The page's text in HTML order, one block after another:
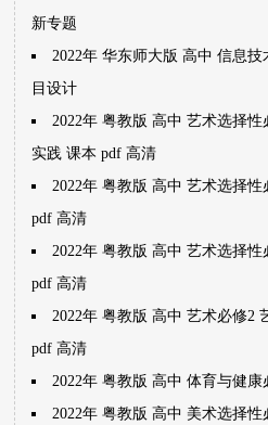
新专题
2022年 华东师大版 高中 信息
目设计
2022年 粤教版 高中 艺术选择
实践 课本 pdf 高清
2022年 粤教版 高中 艺术选择
pdf 高清
2022年 粤教版 高中 艺术选择
pdf 高清
2022年 粤教版 高中 艺术必修2
pdf 高清
2022年 粤教版 高中 体育与健
2022年 粤教版 高中 美术选择